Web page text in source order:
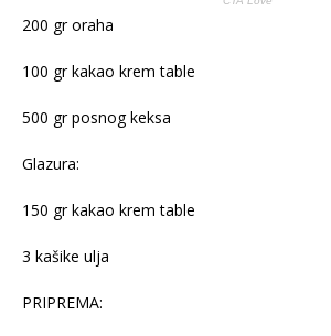
200 gr oraha
100 gr kakao krem table
500 gr posnog keksa
Glazura:
150 gr kakao krem table
3 kašike ulja
PRIPREMA: